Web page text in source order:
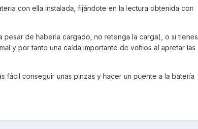
con ella instalada, fijándote en la lectura obtenida con
pesar de haberla cargado, no retenga la carga), o si tienes
y por tanto una caída importante de voltios al apretar las
fácil conseguir unas pinzas y hacer un puente a la batería